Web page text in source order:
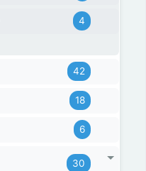
4
42
18
6
30